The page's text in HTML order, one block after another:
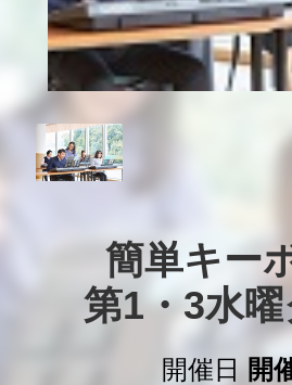
簡単キー
第1・3水
開催日
開